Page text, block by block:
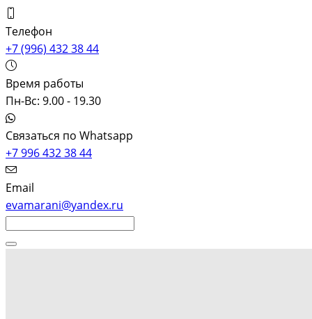
Телефон
+7 (996) 432 38 44
Время работы
Пн-Вс: 9.00 - 19.30
Связаться по Whatsapp
+7 996 432 38 44
Email
evamarani@yandex.ru